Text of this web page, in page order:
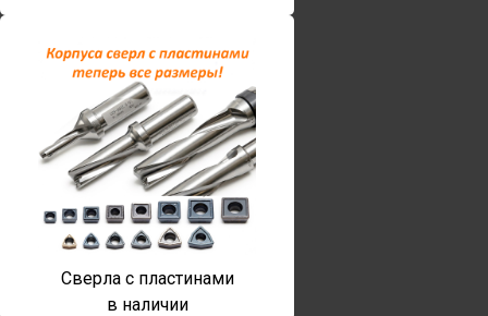
Сверла с пластинами
в наличии